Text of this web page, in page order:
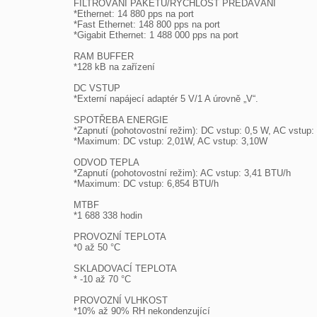
FILTROVÁNÍ PAKETŮ/RYCHLOST PŘEDÁVÁNÍ
*Ethernet: 14 880 pps na port
*Fast Ethernet: 148 800 pps na port
*Gigabit Ethernet: 1 488 000 pps na port
RAM BUFFER
*128 kB na zařízení
DC VSTUP
*Externí napájecí adaptér 5 V/1 A úrovně „V“.
SPOTŘEBA ENERGIE
*Zapnutí (pohotovostní režim): DC vstup: 0,5 W, AC vstup:
*Maximum: DC vstup: 2,01W, AC vstup: 3,10W
ODVOD TEPLA
*Zapnutí (pohotovostní režim): AC vstup: 3,41 BTU/h
*Maximum: DC vstup: 6,854 BTU/h
MTBF
*1 688 338 hodin
PROVOZNÍ TEPLOTA
*0 až 50 °C
SKLADOVACÍ TEPLOTA
* -10 až 70 °C
PROVOZNÍ VLHKOST
*10% až 90% RH nekondenzující